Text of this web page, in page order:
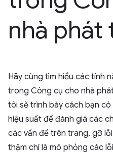
nhà phát
Hãy cùng tìm hiểu các tính
trong Công cụ cho nhà
tôi sẽ trình bày cách bạn
hiệu suất để đánh giá các
các vấn đề trên trang, gỡ
thậm chí là mô phỏng các